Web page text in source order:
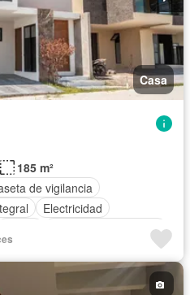
Casa
185 m²
de vigilancia
Electricidad
Recámara con closet